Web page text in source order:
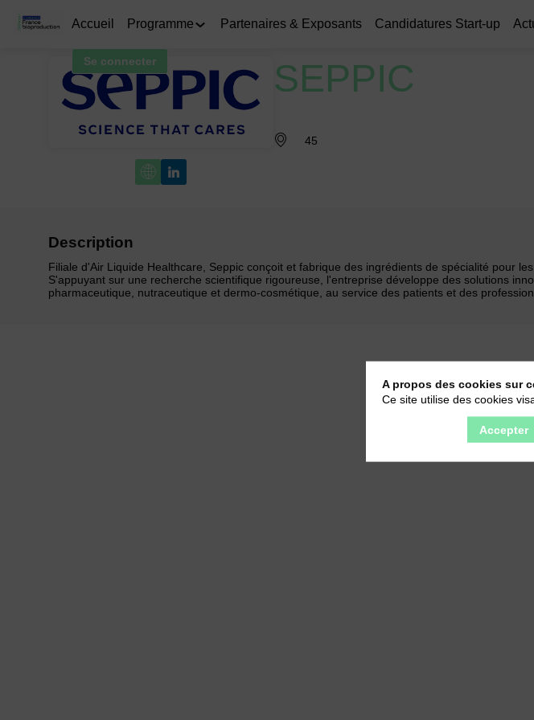
Accueil Programme Partenaires & Exposants Candidatures Start-up
Se connecter SEPPIC
45
Description
Filiale d'Air Liquide Healthcare, Seppic conçoit et fabrique des ingrédients de spécialité pour
S'appuyant sur une recherche scientifique rigoureuse, l'entreprise développe des solutions
pharmaceutique, nutraceutique et dermo-cosmétique, au service des patients et des
A propos des cookies sur
Ce site utilise des cookies
Accepter